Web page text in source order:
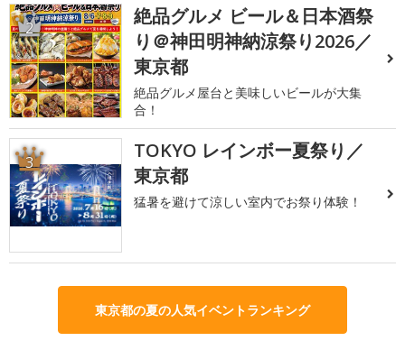
2
絶品グルメ ビール＆日本酒祭
り＠神田明神納涼祭り2026／
東京都
絶品グルメ屋台と美味しいビールが大集
合！
3
TOKYO レインボー夏祭り／
東京都
猛暑を避けて涼しい室内でお祭り体験！
東京都の夏の人気イベントランキング